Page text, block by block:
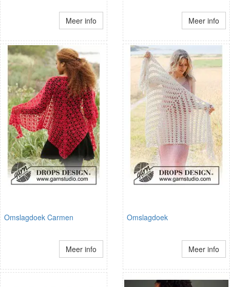
Meer info Meer info
Omslagdoek Carmen
Meer info
Omslagdoek
Meer info